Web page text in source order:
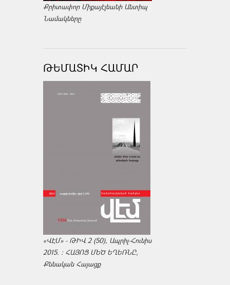
Քրիտափոր Միքայէլեանի Անտիպ
Նամակները
ԹԵՄԱՏԻԿ ՀԱՄԱՐ
«ՎԷՄ» - ԹԻՎ 2 (50), Ապրիլ-Հունիս
2015. : ՀԱՅՈՑ ՄԵԾ ԵՂԵՌՆԸ,
Քննական Հայացք